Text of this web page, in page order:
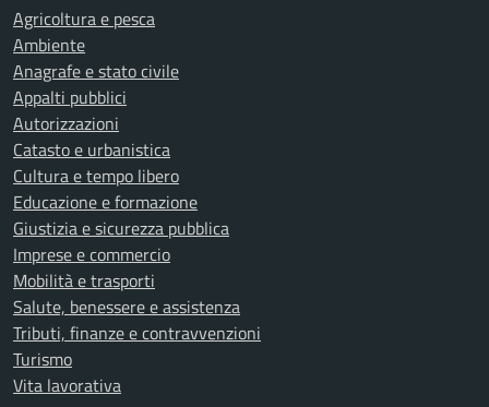
Agricoltura e pesca
Ambiente
Anagrafe e stato civile
Appalti pubblici
Autorizzazioni
Catasto e urbanistica
Cultura e tempo libero
Educazione e formazione
Giustizia e sicurezza pubblica
Imprese e commercio
Mobilità e trasporti
Salute, benessere e assistenza
Tributi, finanze e contravvenzioni
Turismo
Vita lavorativa